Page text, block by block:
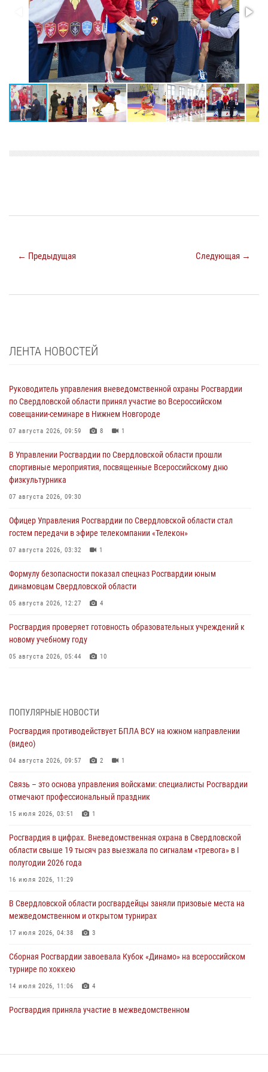
← Предыдущая Следующая →
ЛЕНТА НОВОСТЕЙ
Руководитель управления вневедомственной охраны Росгвардии
по Свердловской области принял участие во Всероссийском
совещании-семинаре в Нижнем Новгороде
07 августа 2026, 09:59 8 1
В Управлении Росгвардии по Свердловской области прошли
спортивные мероприятия, посвященные Всероссийскому дню
физкультурника
07 августа 2026, 09:30
Офицер Управления Росгвардии по Свердловской области стал
гостем передачи в эфире телекомпании «Телекон»
07 августа 2026, 03:32 1
Формулу безопасности показал спецназ Росгвардии юным
динамовцам Свердловской области
05 августа 2026, 12:27 4
Росгвардия проверяет готовность образовательных учреждений к
новому учебному году
05 августа 2026, 05:44 10
04 августа 2026, 09:57 2
Росгвардия приняла участие в обеспечении безопасности Дня
города в Екатеринбурге
03 августа 2026, 07:43 3
Росгвардия приняла участие в межведомственном
антитеррористическом учении в Свердловской области
31 июля 2026, 12:27 1
Росгвардия обеспечивает безопасность граждан на южном
направлении
31 июля 2026, 06:56
рассказал об итогах работы подразделения в эфире телекомпании
«Телекон»
30 июля 2026, 11:33 1
ПОПУЛЯРНЫЕ НОВОСТИ
Росгвардия противодействует БПЛА ВСУ на южном направлении
(видео)
04 августа 2026, 09:57 2 1
Связь – это основа управления войсками: специалисты Росгвардии
отмечают профессиональный праздник
15 июля 2026, 03:51 1
Росгвардия в цифрах. Вневедомственная охрана в Свердловской
области свыше 19 тысяч раз выезжала по сигналам «тревога» в I
полугодии 2026 года
16 июля 2026, 11:29
В Свердловской области росгвардейцы заняли призовые места на
межведомственном и открытом турнирах
17 июля 2026, 04:38 3
Сборная Росгвардии завоевала Кубок «Динамо» на всероссийском
турнире по хоккею
14 июля 2026, 11:06 4
Росгвардия приняла участие в межведомственном